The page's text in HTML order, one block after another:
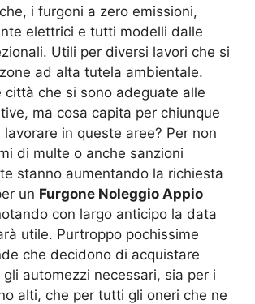
i furgoni a zero emissioni,
elettrici e tutti modelli dalle
Utili per diversi lavori che si
ad alta tutela ambientale.
città che si sono adeguate alle
ma cosa capita per chiunque
in queste aree? Per non
di multe o anche sanzioni
stanno aumentando la richiesta
un Furgone Noleggio Appio
con largo anticipo la data
utile. Purtroppo pochissime
che decidono di acquistare
automezzi necessari, sia per i
alti, che per tutti gli oneri che ne